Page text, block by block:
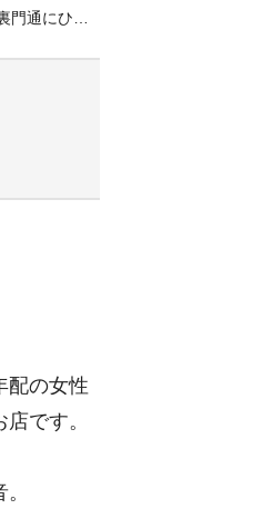
たずむ喫茶店Mere Popote（メールポポット）
配の女性
です。